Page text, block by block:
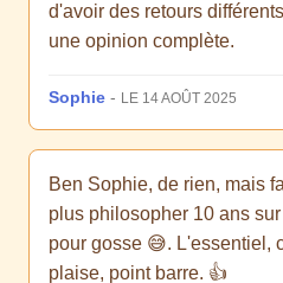
d'avoir des retours
une opinion complète.
Sophie - LE 14 AOÛT 2025
Ben Sophie, de rien, mais
plus philosopher 10 ans
pour gosse 😅. L'essentiel,
plaise, point barre. 👍